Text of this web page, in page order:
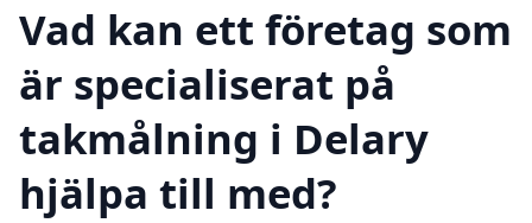
Vad kan ett företag som
är specialiserat på
takmålning i Delary
hjälpa till med?